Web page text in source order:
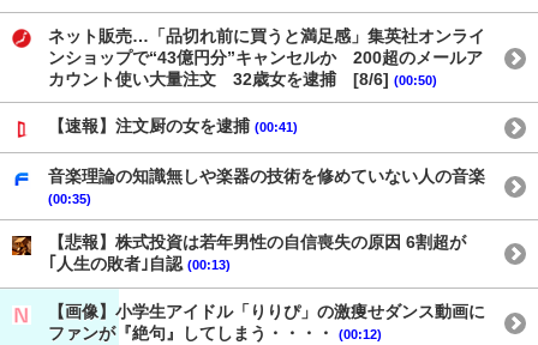
ネット販売…「品切れ前に買うと満足感」集英社オンライ
ンショップで“43億円分”キャンセルか 200超のメールア
カウント使い大量注文 32歳女を逮捕 [8/6] (00:50)
【速報】注文厨の女を逮捕 (00:41)
音楽理論の知識無しや楽器の技術を修めていない人の音楽
(00:35)
【悲報】株式投資は若年男性の自信喪失の原因 6割超が
｢人生の敗者｣自認 (00:13)
【画像】小学生アイドル「りりぴ」の激痩せダンス動画に
ファンが『絶句』してしまう・・・・
(00:12)